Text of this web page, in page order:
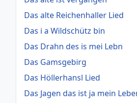
Das alte Reichenhaller Lied
Das i a Wildschütz bin
Das Drahn des is mei Lebn
Das Gamsgebirg
Das Höllerhansl Lied
Das Jagen das ist ja mein